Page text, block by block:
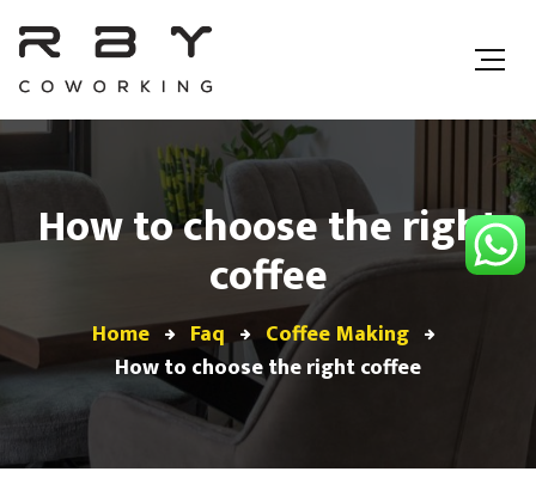
How to choose the right
coffee
Home Faq
Coffee Making
How to choose the right coffee